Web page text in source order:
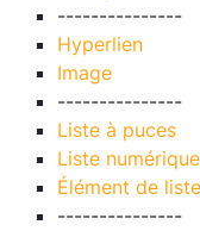
---------------
Hyperlien
Image
---------------
Liste à puces
Liste numérique
Élément de liste
---------------